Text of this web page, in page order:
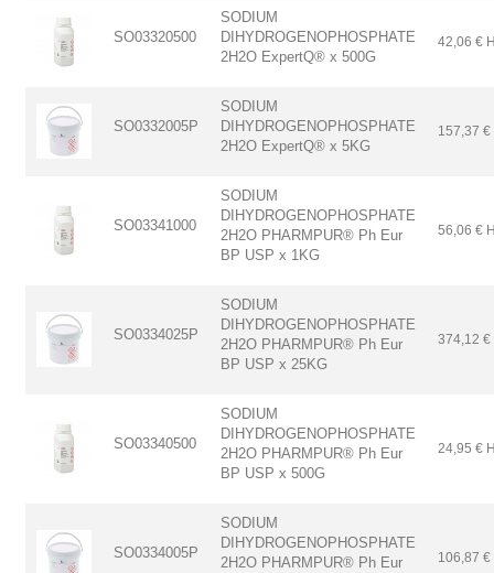
SO03320500
SODIUM
DIHYDROGENOPHOSPHATE
2H2O ExpertQ® x 500G
42,06 €
SO0332005P
SODIUM
DIHYDROGENOPHOSPHATE
2H2O ExpertQ® x 5KG
157,37 €
SO03341000
SODIUM
DIHYDROGENOPHOSPHATE
2H2O PHARMPUR® Ph Eur
BP USP x 1KG
56,06 €
SO0334025P
SODIUM
DIHYDROGENOPHOSPHATE
2H2O PHARMPUR® Ph Eur
BP USP x 25KG
374,12 €
SO03340500
SODIUM
DIHYDROGENOPHOSPHATE
2H2O PHARMPUR® Ph Eur
BP USP x 500G
24,95 €
SO0334005P
SODIUM
DIHYDROGENOPHOSPHATE
2H2O PHARMPUR® Ph Eur
106,87 €